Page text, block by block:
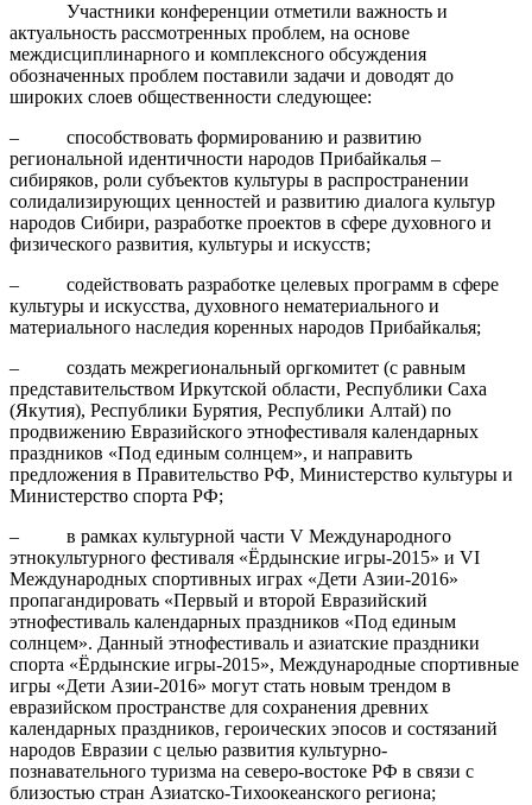
Участники конференции отметили важность и
актуальность рассмотренных проблем, на основе
междисциплинарного и комплексного обсуждения
обозначенных проблем поставили задачи и доводят до
широких слоев общественности следующее:
– способствовать формированию и развитию
региональной идентичности народов Прибайкалья –
сибиряков, роли субъектов культуры в распространении
солидализирующих ценностей и развитию диалога культур
народов Сибири, разработке проектов в сфере духовного и
физического развития, культуры и искусств;
– содействовать разработке целевых программ в сфере
культуры и искусства, духовного нематериального и
материального наследия коренных народов Прибайкалья;
– создать межрегиональный оргкомитет (с равным
представительством Иркутской области, Республики Саха
(Якутия), Республики Бурятия, Республики Алтай) по
продвижению Евразийского этнофестиваля календарных
праздников «Под единым солнцем», и направить
предложения в Правительство РФ, Министерство культуры и
Министерство спорта РФ;
– в рамках культурной части V Международного
этнокультурного фестиваля «Ёрдынские игры-2015» и VI
Международных спортивных играх «Дети Азии-2016»
пропагандировать «Первый и второй Евразийский
этнофестиваль календарных праздников «Под единым
солнцем». Данный этнофестиваль и азиатские праздники
спорта «Ёрдынские игры-2015», Международные спортивные
игры «Дети Азии-2016» могут стать новым трендом в
евразийском пространстве для сохранения древних
календарных праздников, героических эпосов и состязаний
народов Евразии с целью развития культурно-
познавательного туризма на северо-востоке РФ в связи с
близостью стран Азиатско-Тихоокеанского региона;